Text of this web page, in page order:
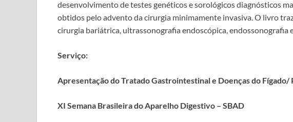
desenvolvimento de testes genéticos e sorológicos diagnósticos
obtidos pelo advento da cirurgia minimamente invasiva. O livro
cirurgia bariátrica, ultrassonografia endoscópica, endossonografia
Serviço:
Apresentação do Tratado Gastrointestinal e Doenças do Fígado/
XI Semana Brasileira do Aparelho Digestivo – SBAD